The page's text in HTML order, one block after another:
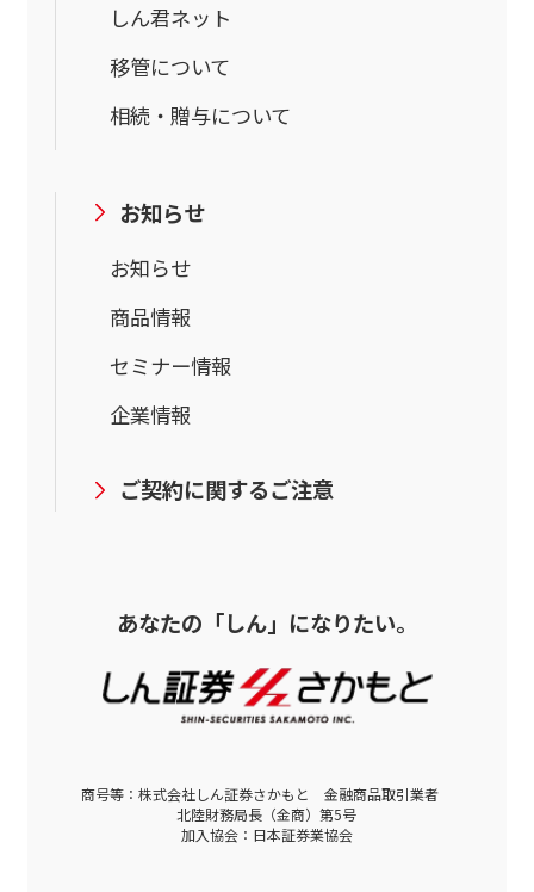
しん君ネット
移管について
相続・贈与について
お知らせ
お知らせ
商品情報
セミナー情報
企業情報
ご契約に関するご注意
あなたの「しん」になりたい。
商号等：株式会社しん証券さかもと 金融商品取引業者
北陸財務局長（金商）第5号
加入協会：日本証券業協会